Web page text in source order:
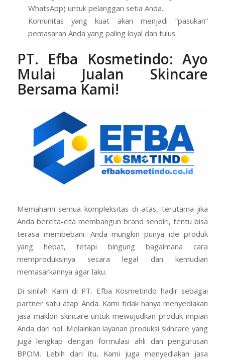
WhatsApp) untuk pelanggan setia Anda.
Komunitas yang kuat akan menjadi “pasukan”
pemasaran Anda yang paling loyal dan tulus.
PT. Efba Kosmetindo: Ayo
Mulai Jualan Skincare
Bersama Kami!
Memahami semua kompleksitas di atas, terutama jika
Anda bercita-cita membangun brand sendiri, tentu bisa
terasa membebani. Anda mungkin punya ide produk
yang hebat, tetapi bingung bagaimana cara
memproduksinya secara legal dan kemudian
memasarkannya agar laku.
Di sinilah Kami di PT. Efba Kosmetindo hadir sebagai
partner satu atap Anda. Kami tidak hanya menyediakan
jasa maklon skincare untuk mewujudkan produk impian
Anda dari nol. Melainkan layanan produksi skincare yang
juga lengkap dengan formulasi ahli dan pengurusan
BPOM. Lebih dari itu, Kami juga menyediakan jasa